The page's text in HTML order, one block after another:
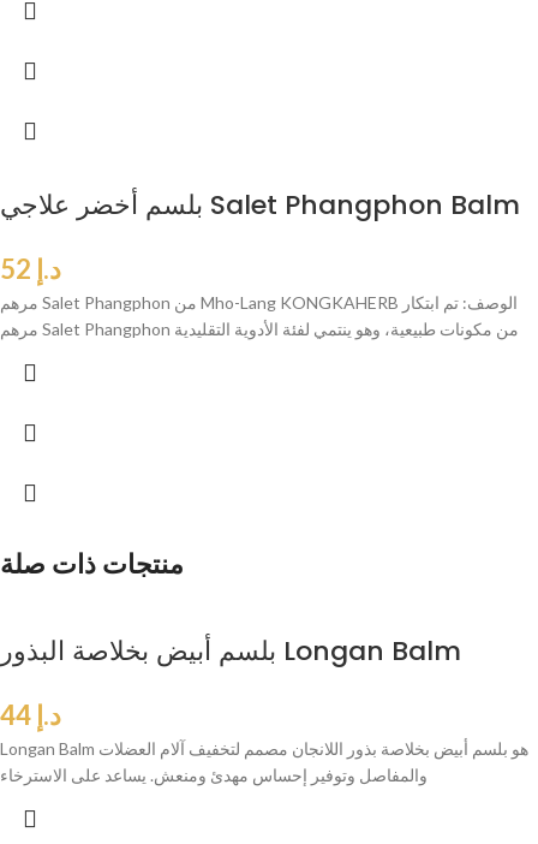
بلسم أخضر علاجي Salet Phangphon Balm
د.إ
مرهم Salet Phangphon من Mho-Lang KONGKAHERB الوصف: تم ابتكار
مرهم Salet Phangphon من مكونات طبيعية، وهو ينتمي لفئة الأدوية التقليدية
منتجات ذات صلة
بلسم أبيض بخلاصة البذور Longan Balm
د.إ
Longan Balm هو بلسم أبيض بخلاصة بذور اللانجان مصمم لتخفيف آلام العضلات
والمفاصل وتوفير إحساس مهدئ ومنعش. يساعد على الاسترخاء